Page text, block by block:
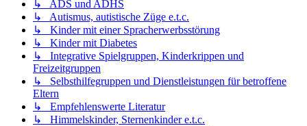
↳ ADS und ADHS
↳ Autismus, autistische Züge e.t.c.
↳ Kinder mit einer Spracherwerbsstörung
↳ Kinder mit Diabetes
↳ Integrative Spielgruppen, Kinderkrippen und
Freizeitgruppen
↳ Selbsthilfegruppen und Dienstleistungen für betroffene
Eltern
↳ Empfehlenswerte Literatur
↳ Himmelskinder, Sternenkinder e.t.c.